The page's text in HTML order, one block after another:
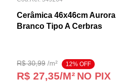
Cerâmica 46x46cm Aurora
Branco Tipo A Cerbras
R$ 30,99/m² 12% OFF
R$ 27,35/M² NO PIX